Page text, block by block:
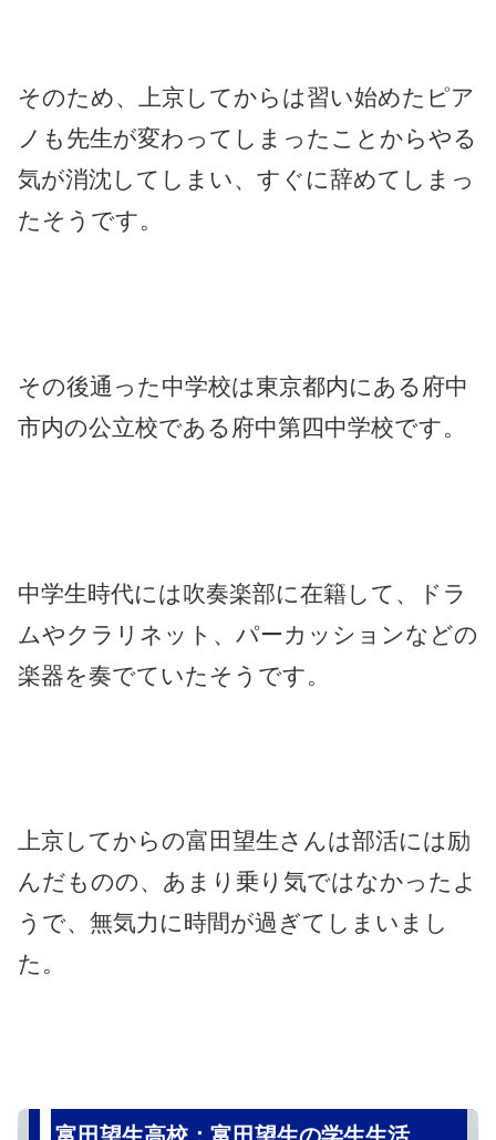
そのため、上京してからは習い始めたピア
ノも先生が変わってしまったことからやる
気が消沈してしまい、すぐに辞めてしまっ
たそうです。
その後通った中学校は東京都内にある府中
市内の公立校である府中第四中学校です。
中学生時代には吹奏楽部に在籍して、ドラ
ムやクラリネット、パーカッションなどの
楽器を奏でていたそうです。
上京してからの富田望生さんは部活には励
んだものの、あまり乗り気ではなかったよ
うで、無気力に時間が過ぎてしまいまし
た。